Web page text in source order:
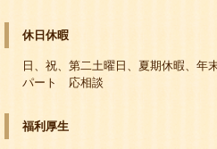
休日休暇
日、祝、第二土曜日、夏期休暇、年
パート 応相談
福利厚生